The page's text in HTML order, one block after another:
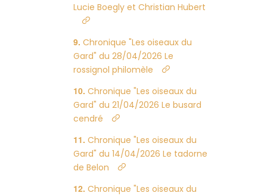
Lucie Boegly et Christian Hubert
Chronique "Les oiseaux du
Gard" du 28/04/2026 Le
rossignol philomèle
Chronique "Les oiseaux du
Gard" du 21/04/2026 Le busard
cendré
Chronique "Les oiseaux du
Gard" du 14/04/2026 Le tadorne
de Belon
Chronique "Les oiseaux du